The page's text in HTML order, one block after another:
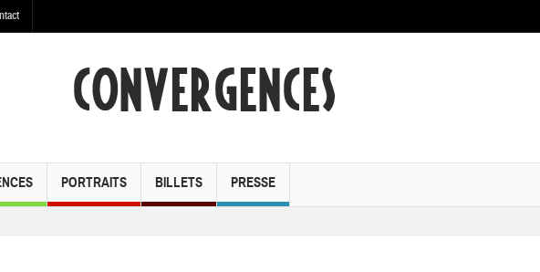
PORTRAITS BILLETS PRESSE